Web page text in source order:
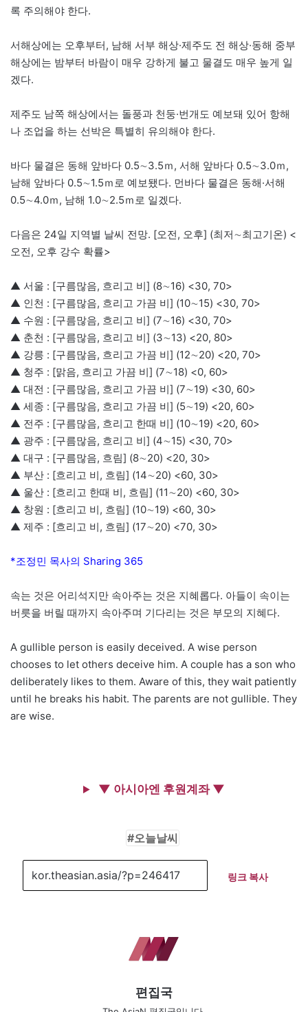
록 주의해야 한다.
서해상에는 오후부터, 남해 서부 해상·제주도 전 해상·동해 중부
해상에는 밤부터 바람이 매우 강하게 불고 물결도 매우 높게 일
겠다.
제주도 남쪽 해상에서는 돌풍과 천둥·번개도 예보돼 있어 항해
나 조업을 하는 선박은 특별히 유의해야 한다.
바다 물결은 동해 앞바다 0.5∼3.5ｍ, 서해 앞바다 0.5∼3.0ｍ,
남해 앞바다 0.5∼1.5ｍ로 예보됐다. 먼바다 물결은 동해·서해
0.5∼4.0ｍ, 남해 1.0∼2.5ｍ로 일겠다.
다음은 24일 지역별 날씨 전망. [오전, 오후] (최저∼최고기온) <
오전, 오후 강수 확률>
▲ 서울 : [구름많음, 흐리고 비] (8∼16) <30, 70>
▲ 인천 : [구름많음, 흐리고 가끔 비] (10∼15) <30, 70>
▲ 수원 : [구름많음, 흐리고 비] (7∼16) <30, 70>
▲ 춘천 : [구름많음, 흐리고 비] (3∼13) <20, 80>
▲ 강릉 : [구름많음, 흐리고 가끔 비] (12∼20) <20, 70>
▲ 청주 : [맑음, 흐리고 가끔 비] (7∼18) <0, 60>
▲ 대전 : [구름많음, 흐리고 가끔 비] (7∼19) <30, 60>
▲ 세종 : [구름많음, 흐리고 가끔 비] (5∼19) <20, 60>
▲ 전주 : [구름많음, 흐리고 한때 비] (10∼19) <20, 60>
▲ 광주 : [구름많음, 흐리고 비] (4∼15) <30, 70>
▲ 대구 : [구름많음, 흐림] (8∼20) <20, 30>
▲ 부산 : [흐리고 비, 흐림] (14∼20) <60, 30>
▲ 울산 : [흐리고 한때 비, 흐림] (11∼20) <60, 30>
▲ 창원 : [흐리고 비, 흐림] (10∼19) <60, 30>
▲ 제주 : [흐리고 비, 흐림] (17∼20) <70, 30>
*조정민 목사의 Sharing 365
속는 것은 어리석지만 속아주는 것은 지혜롭다. 아들이 속이는
버릇을 버릴 때까지 속아주며 기다리는 것은 부모의 지혜다.
A gullible person is easily deceived. A wise person
chooses to let others deceive him. A couple has a son who
deliberately likes to them. Aware of this, they wait patiently
until he breaks his habit. The parents are not gullible. They
are wise.
▼ 아시아엔 후원계좌 ▼
오늘날씨
링크 복사
편집국